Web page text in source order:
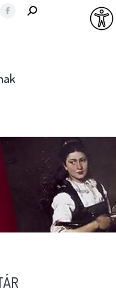
Facebook
new
SEARCH: